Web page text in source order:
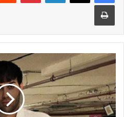
طباعة
ريناس
فاضل:
طرق
عديدة
للتخلص